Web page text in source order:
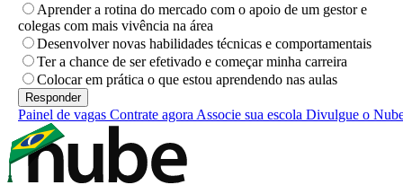
Aprender a rotina do mercado com o apoio de um gestor e
colegas com mais vivência na área
Desenvolver novas habilidades técnicas e comportamentais
Ter a chance de ser efetivado e começar minha carreira
Colocar em prática o que estou aprendendo nas aulas
Painel de vagas Contrate agora Associe sua escola Divulgue o